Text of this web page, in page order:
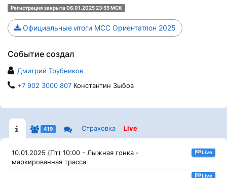
Регистрация закрыта 06.01.2025 23:55 МСК
Официальные итоги МСС Ориентатлон 2025
Событие создал
Дмитрий Трубников
+7 902 3000 807 Константин Зыбов
419 Страховка Live
10.01.2025 (Пт) 10:00 - Лыжная гонка -
маркированная трасса
Live
Live